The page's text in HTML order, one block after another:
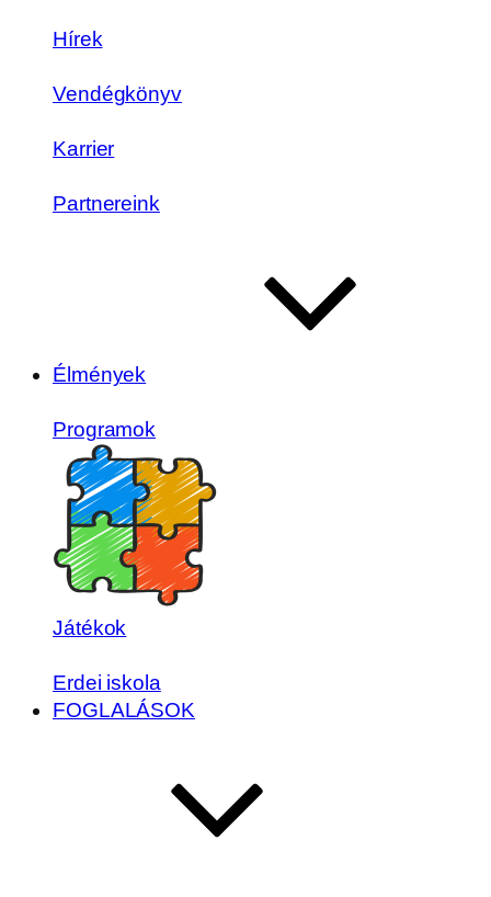
Hírek
Vendégkönyv
Karrier
Partnereink
Élmények
Programok
Játékok
Erdei iskola
FOGLALÁSOK